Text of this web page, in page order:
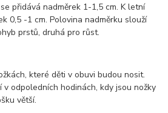
přidává nadměrek 1-1,5 cm. K letní
0,5 -1 cm. Polovina nadměrku slouží
prstů, druhá pro růst.
které děti v obuvi budou nosit.
v odpoledních hodinách, kdy jsou nožky
větší.